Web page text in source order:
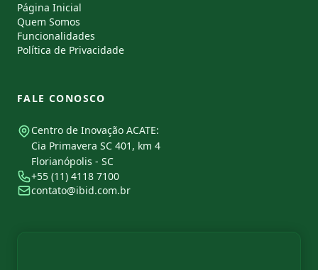
Página Inicial
Quem Somos
Funcionalidades
Política de Privacidade
FALE CONOSCO
Centro de Inovação ACATE:
Cia Primavera SC 401, km 4
Florianópolis - SC
+55 (11) 4118 7100
contato@ibid.com.br